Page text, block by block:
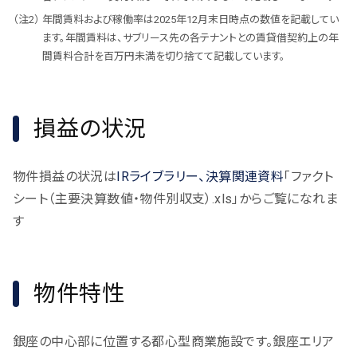
年間賃料および稼働率は2025年12月末日時点の数値を記載してい
ます。年間賃料は、サブリース先の各テナントとの賃貸借契約上の年
間賃料合計を百万円未満を切り捨てて記載しています。
損益の状況
物件損益の状況はIRライブラリー、決算関連資料「ファクト
シート（主要決算数値・物件別収支）.xls」からご覧になれま
す
物件特性
銀座の中心部に位置する都心型商業施設です。銀座エリア